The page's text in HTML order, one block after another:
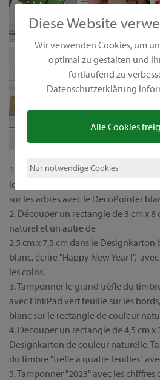
Diese Website
Wir verwenden Cookies, um
optimal zu gestalten und
fortlaufend zu
Datenschutzerklärung
Alle Cookies
Nur notwendige Cookies
1. Appliquer une couche de fond
les sapins du Kit arbres, et ajouter de
sur les arbres avec le DecoPointer
2. Découper un rectangle de 3 cm x
naturel et un autre de
2,5 cm x 7,5 cm dans le
blanc, écrire "Happy New Year !",
les coins.
3. Tamponner le grand trèfle du
avec l’InkPad vert feuille sur les
blanc sur le rectangle de couleur
4. Découper un rectangle de 4,5 cm x
Designkarton de couleur naturelle.
du timbre "trèfle à quatre feuilles"
5. Tamponner "2023" avec les